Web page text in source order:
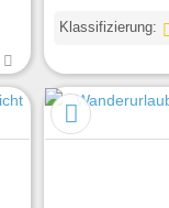
Klassifizierung: